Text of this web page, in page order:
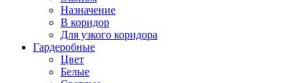
Назначение
В коридор
Для узкого коридора
Гардеробные
Цвет
Белые